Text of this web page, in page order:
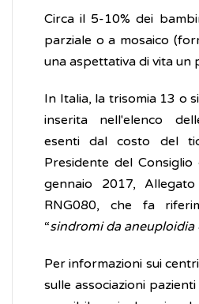
Circa il 5-10% dei
parziale o a mosaico
una aspettativa di vita un
In Italia, la trisomia 13 o
inserita nell'elenco
esenti dal costo del
Presidente del
gennaio 2017,
RNG080, che fa
“sindromi da
Per informazioni sui
sulle associazioni